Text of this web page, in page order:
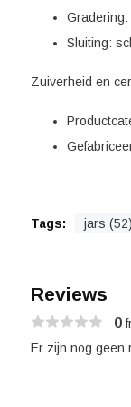
Gradering:
Sluiting:
Zuiverheid en
Tags: jars (52)
Reviews
0
Er zijn nog geen